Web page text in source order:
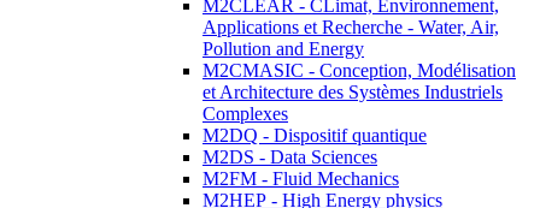
M2CLEAR - CLimat, Environnement,
Applications et Recherche - Water, Air,
Pollution and Energy
M2CMASIC - Conception, Modélisation
et Architecture des Systèmes Industriels
Complexes
M2DQ - Dispositif quantique
M2DS - Data Sciences
M2FM - Fluid Mechanics
M2HEP - High Energy physics